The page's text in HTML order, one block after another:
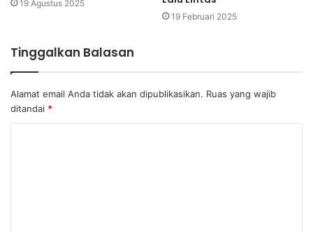
19 Agustus 2025
19 Februari 2025
Tinggalkan Balasan
Alamat email Anda tidak akan dipublikasikan. Ruas yang wajib
ditandai *